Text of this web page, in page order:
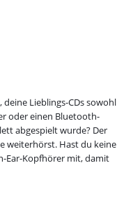
deine Lieblings-CDs sowohl
oder einen Bluetooth-
abgespielt wurde? Der
weiterhörst. Hast du keine
Ear-Kopfhörer mit, damit